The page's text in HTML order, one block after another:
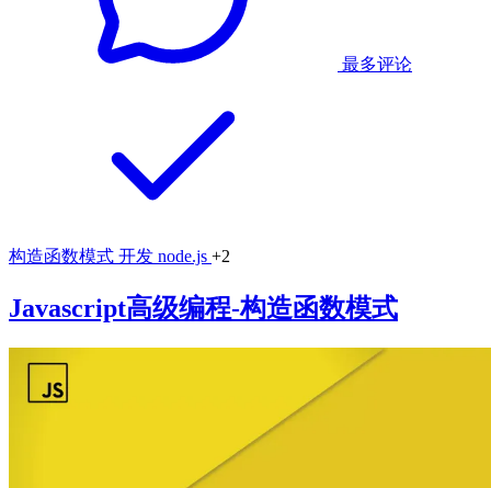
最多评论
构造函数模式 开发 node.js +2
Javascript高级编程-构造函数模式